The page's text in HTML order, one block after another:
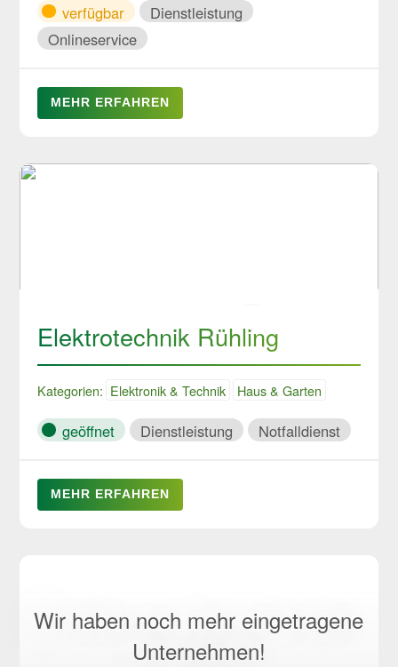
verfügbar
Dienstleistung
Onlineservice
MEHR ERFAHREN
Elektrotechnik Rühling
Kategorien: Elektronik & Technik Haus & Garten
geöffnet Dienstleistung Notfalldienst
MEHR ERFAHREN
Wir haben noch mehr eingetragene
Unternehmen!